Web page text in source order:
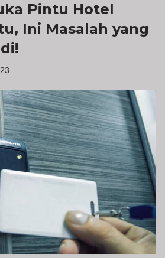
Pintu Hotel
Ini Masalah yang